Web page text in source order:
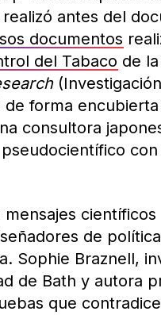
antes del
documentos
del Tabaco de
forma
consultora
mensajes
de
Sophie Braznell,
de Bath y autora
que